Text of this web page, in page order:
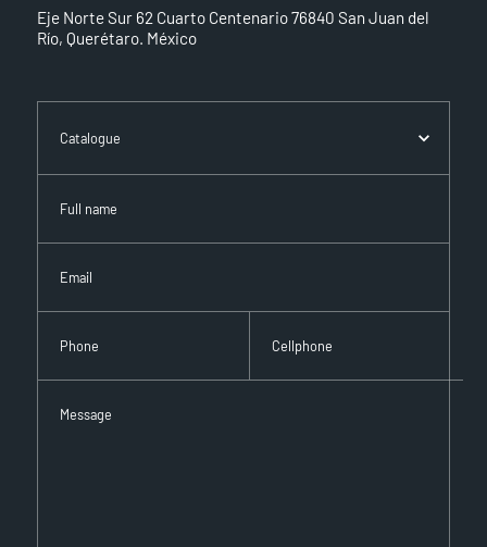
Eje Norte Sur 62 Cuarto Centenario 76840 San Juan del
Río, Querétaro. México
Catalogue
Full name
Email
Phone Cellphone
Message